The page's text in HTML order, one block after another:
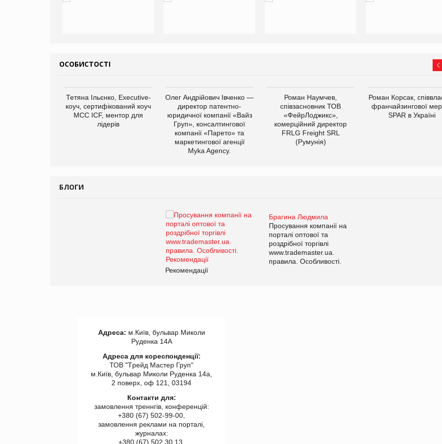
ОСОБИСТОСТІ
Тетяна Ільєнко, Executive-
коуч, сертифікований коуч
МСС ICF, ментор для
лідерів
Олег Андрійович Івченко —
директор патентно-
юридичної компанії «Вайз
Груп», консалтингової
компанії «Парето» та
маркетингової агенції
Myka Agency.
Роман Наумчев,
співзасновник ТОВ
«ФейрЛоджикс»,
комерційний директор
FRLG Freight SRL
(Румунія)
Роман Корсак,
франчайзингової
SPAR в Україні
БЛОГИ
Брагина Людмила
Просування компанії на
порталі оптової та
роздрібної торгівлі
www.trademaster.ua.
правила. Особливості.
Рекомендації
Адреса: м.Київ, бульвар Миколи
Руденка 14А
Адреса для кореспонденції:
ТОВ "Tрейд Мастер Груп"
м.Київ, бульвар Миколи Руденка 14а,
2 поверх, оф 121, 03194
Контакти для:
замовлення треннгів, конференцій:
+380 (67) 502-99-00,
замовлення реклами на порталі,
журналах:
+380 (67) 502 30 13,